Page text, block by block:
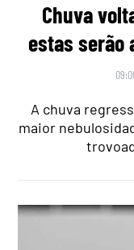
Chuva
estas serão
A chuva
maior